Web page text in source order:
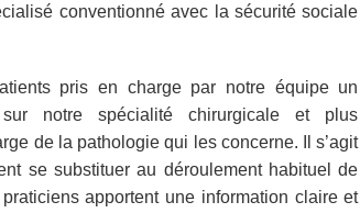
conventionné avec la sécurité sociale
pris en charge par notre équipe un
sur notre spécialité chirurgicale et plus
de la pathologie qui les concerne. Il s’agit
se substituer au déroulement habituel de
apportent une information claire et